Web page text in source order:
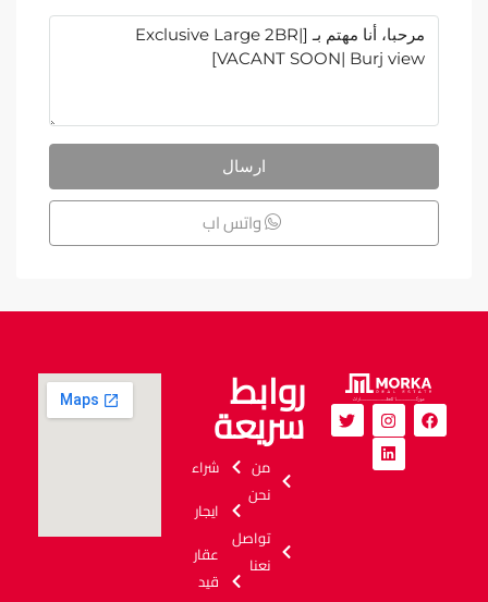
ارسال
واتس اب
روابط
سريعة
شراء
ايجار
عقار
قيد
من
نحن
تواصل
نعنا